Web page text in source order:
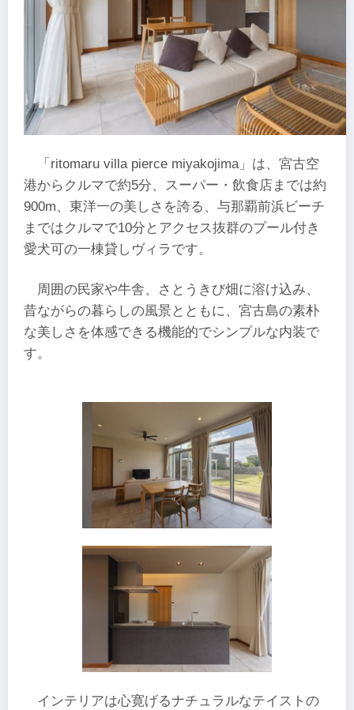
「ritomaru villa pierce miyakojima」は、宮古空
港からクルマで約5分、スーパー・飲食店までは約
900m、東洋一の美しさを誇る、与那覇前浜ビーチ
まではクルマで10分とアクセス抜群のプール付き
愛犬可の一棟貸しヴィラです。
周囲の民家や牛舎、さとうきび畑に溶け込み、
昔ながらの暮らしの風景とともに、宮古島の素朴
な美しさを体感できる機能的でシンプルな内装で
す。
インテリアは心寛げるナチュラルなテイストの